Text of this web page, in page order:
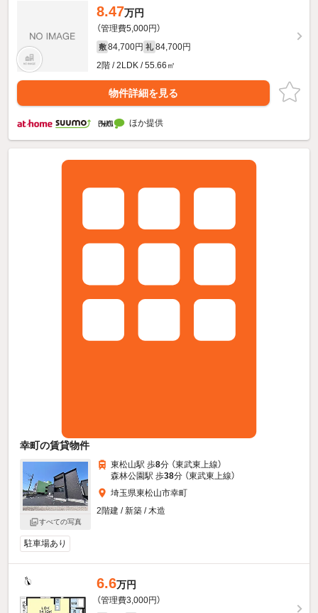
8.47万円
（管理費5,000円）
敷 84,700円 礼 84,700円
2階 / 2LDK / 55.66㎡
物件詳細を見る
ほか提供
幸町の賃貸物件
すべての写真
東松山駅 歩8分 （東武東上線）
森林公園駅 歩38分 （東武東上線）
埼玉県東松山市幸町
2階建 / 新築 / 木造
駐車場あり
6.6万円
（管理費3,000円）